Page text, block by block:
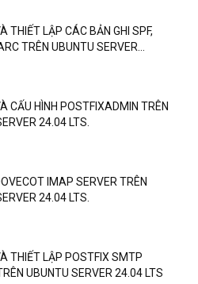
THIẾT LẬP CÁC BẢN GHI SPF,
TRÊN UBUNTU SERVER...
CẤU HÌNH POSTFIXADMIN TRÊN
24.04 LTS.
IMAP SERVER TRÊN
24.04 LTS.
THIẾT LẬP POSTFIX SMTP
UBUNTU SERVER 24.04 LTS